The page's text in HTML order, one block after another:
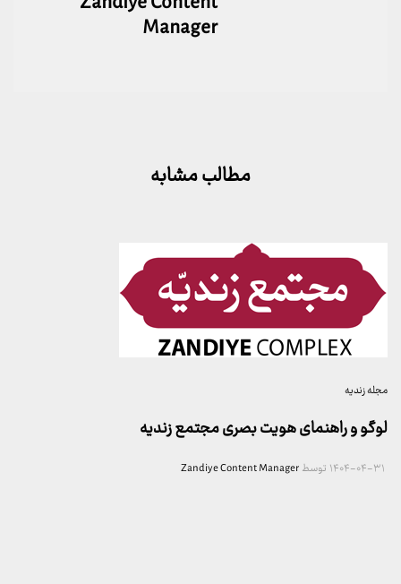
Manager
مطالب مشابه
مجله زندیه
لوگو و راهنمای هویت بصری مجتمع زندیه
۱۴۰۴-۰۴-۳۱ توسطZandiye Content Manager